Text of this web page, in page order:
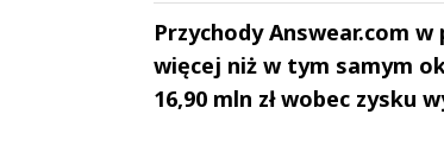
Przychody Answear.com w
więcej niż w tym samym
16,90 mln zł wobec zysku